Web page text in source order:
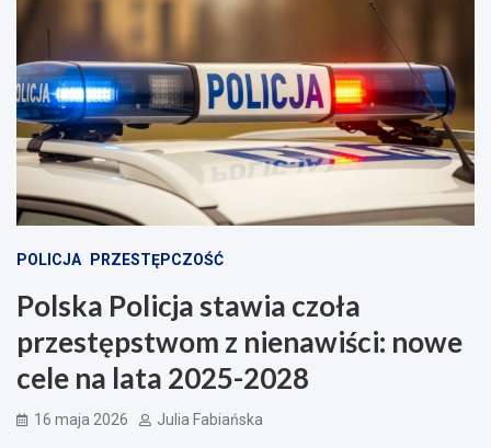
POLICJA PRZESTĘPCZOŚĆ
Polska Policja stawia czoła
przestępstwom z nienawiści: nowe
cele na lata 2025-2028
16 maja 2026 Julia Fabiańska